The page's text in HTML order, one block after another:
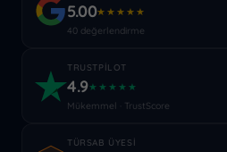
5.00★★★★★
40 değerlendirme
TRUSTPILOT
4.9★★★★★
Mükemmel · TrustScore
TÜRSAB ÜYESI